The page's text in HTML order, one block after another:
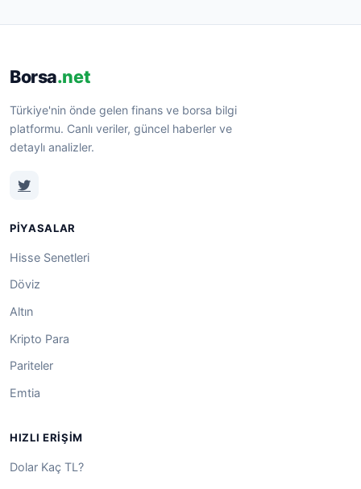
Borsa.net
Türkiye'nin önde gelen finans ve borsa bilgi
platformu. Canlı veriler, güncel haberler ve
detaylı analizler.
PIYASALAR
Hisse Senetleri
Döviz
Altın
Kripto Para
Pariteler
Emtia
HIZLI ERIŞIM
Dolar Kaç TL?